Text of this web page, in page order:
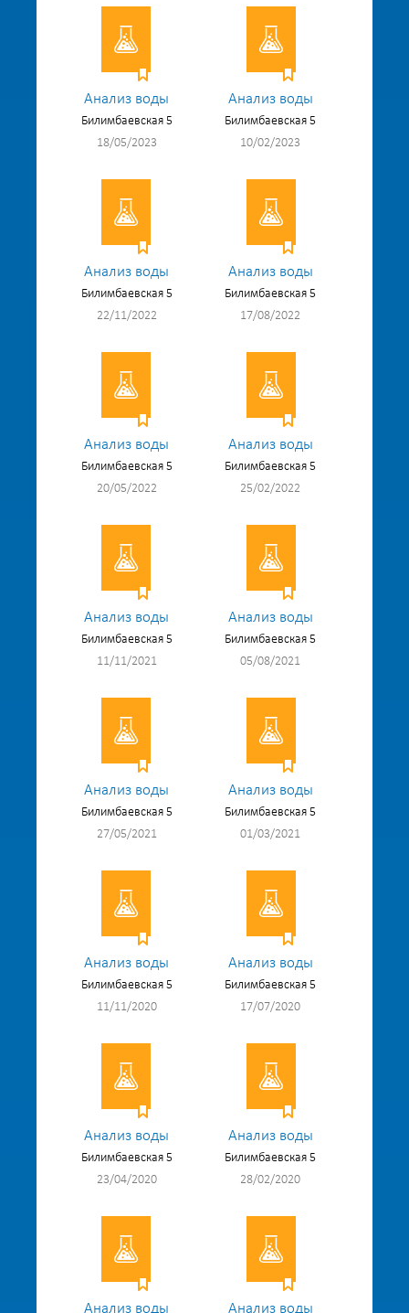
Анализ воды
Билимбаевская 5
18/05/2023
Анализ воды
Билимбаевская 5
10/02/2023
Анализ воды
Билимбаевская 5
22/11/2022
Анализ воды
Билимбаевская 5
17/08/2022
Анализ воды
Билимбаевская 5
20/05/2022
Анализ воды
Билимбаевская 5
25/02/2022
Анализ воды
Билимбаевская 5
11/11/2021
Анализ воды
Билимбаевская 5
05/08/2021
Анализ воды
Билимбаевская 5
27/05/2021
Анализ воды
Билимбаевская 5
01/03/2021
Анализ воды
Билимбаевская 5
11/11/2020
Анализ воды
Билимбаевская 5
17/07/2020
Анализ воды
Билимбаевская 5
23/04/2020
Анализ воды
Билимбаевская 5
28/02/2020
Анализ воды Анализ воды